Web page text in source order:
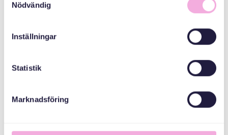
Nödvändig
Inställningar
Statistik
Marknadsföring
1